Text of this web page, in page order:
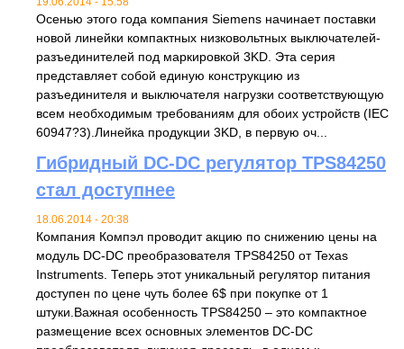
Осенью этого года компания Siemens начинает поставки
новой линейки компактных низковольтных выключателей-
разъединителей под маркировкой 3KD. Эта серия
представляет собой единую конструкцию из
разъединителя и выключателя нагрузки соответствующую
всем необходимым требованиям для обоих устройств (IEC
60947?3).Линейка продукции 3KD, в первую оч...
Гибридный DC-DC регулятор TPS84250
стал доступнее
18.06.2014 - 20:38
Компания Компэл проводит акцию по снижению цены на
модуль DC-DC преобразователя TPS84250 от Texas
Instruments. Теперь этот уникальный регулятор питания
доступен по цене чуть более 6$ при покупке от 1
штуки.Важная особенность TPS84250 – это компактное
размещение всех основных элементов DC-DC